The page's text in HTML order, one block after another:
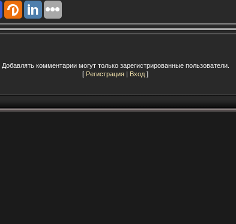
Добавлять комментарии могут только зарегистрированные пользователи.
[ Регистрация | Вход ]